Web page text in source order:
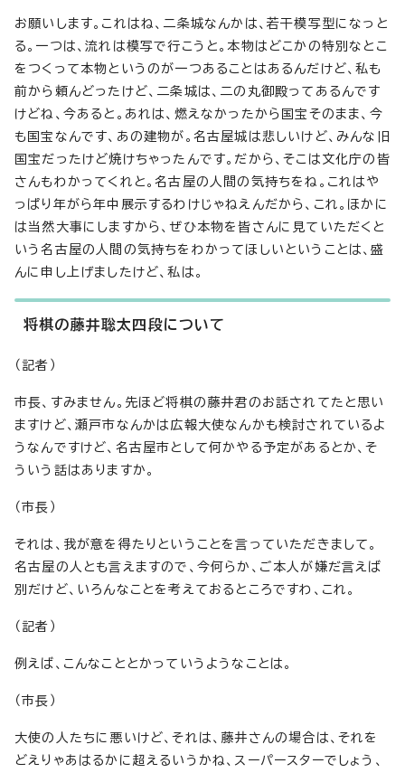
お願いします。これはね、二条城なんかは、若干模写型になっと
る。一つは、流れは模写で行こうと。本物はどこかの特別なとこ
をつくって本物というのが一つあることはあるんだけど、私も
前から頼んどったけど、二条城は、二の丸御殿ってあるんです
けどね、今あると。あれは、燃えなかったから国宝そのまま、今
も国宝なんです、あの建物が。名古屋城は悲しいけど、みんな旧
国宝だったけど焼けちゃったんです。だから、そこは文化庁の皆
さんもわかってくれと。名古屋の人間の気持ちをね。これはや
っぱり年がら年中展示するわけじゃねえんだから、これ。ほかに
は当然大事にしますから、ぜひ本物を皆さんに見ていただくと
いう名古屋の人間の気持ちをわかってほしいということは、盛
んに申し上げましたけど、私は。
将棋の藤井聡太四段について
（記者）
市長、すみません。先ほど将棋の藤井君のお話されてたと思い
ますけど、瀬戸市なんかは広報大使なんかも検討されているよ
うなんですけど、名古屋市として何かやる予定があるとか、そ
ういう話はありますか。
（市長）
それは、我が意を得たりということを言っていただきまして。
名古屋の人とも言えますので、今何らか、ご本人が嫌だ言えば
別だけど、いろんなことを考えておるところですわ、これ。
（記者）
例えば、こんなこととかっていうようなことは。
（市長）
大使の人たちに悪いけど、それは、藤井さんの場合は、それを
どえりゃあはるかに超えるいうかね、スーパースターでしょう、